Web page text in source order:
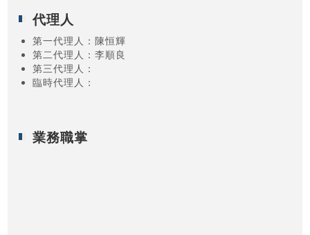
代理人
第一代理人 ：陳恒輝
第二代理人 ：李順良
第三代理人 ：
臨時代理人 ：
業務職掌